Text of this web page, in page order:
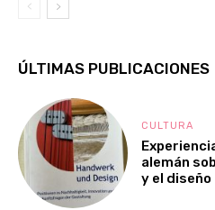
ÚLTIMAS PUBLICACIONES
CULTURA
alemán
y el diseño